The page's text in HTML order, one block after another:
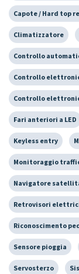
Capote / Hard top
Climatizzatore
Controllo
Controllo
Controllo
Fari anteriori a LED
Keyless entry
Monitoraggio
Navigatore
Retrovisori
Riconoscimento
Sensore pioggia
Servosterzo